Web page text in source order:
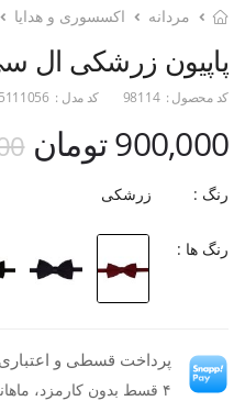
مردانه اکسسوری و هدایا
پاپیون زرشکی ال
کد محصول : 98114 کد مدل :
900,000 تومان
رنگ : زرشکی
رنگ ها :
پرداخت قسطی و
۴ قسط بدون کارمزد، ماهانه ۲۲۵٬۰۰۰ تومان